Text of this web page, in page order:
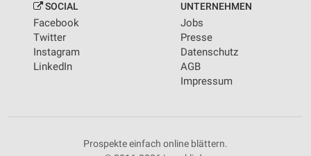
SOCIAL
Facebook
Twitter
Instagram
LinkedIn
UNTERNEHMEN
Jobs
Presse
Datenschutz
AGB
Impressum
Prospekte einfach online blättern.